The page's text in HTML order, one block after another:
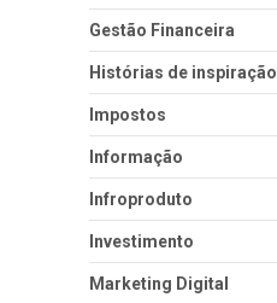
Gestão Financeira
Histórias de inspiração
Impostos
Informação
Infroproduto
Investimento
Marketing Digital